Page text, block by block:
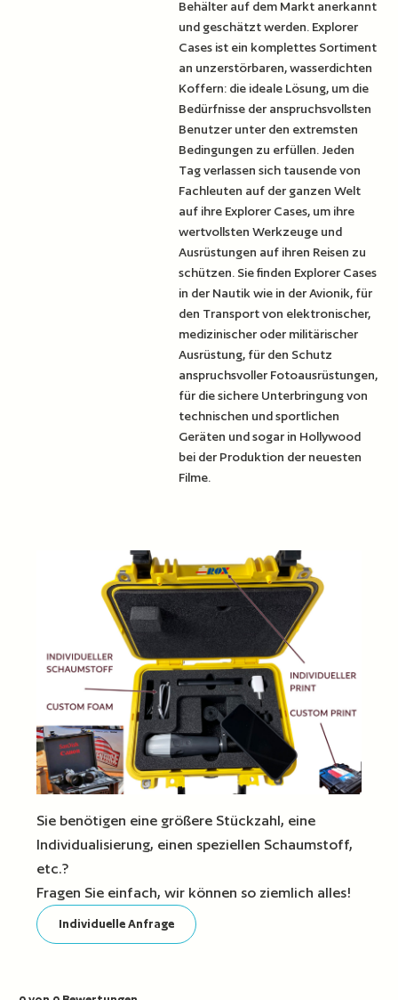
Behälter auf dem Markt anerkannt
und geschätzt werden. Explorer
Cases ist ein komplettes Sortiment
an unzerstörbaren, wasserdichten
Koffern: die ideale Lösung, um die
Bedürfnisse der anspruchsvollsten
Benutzer unter den extremsten
Bedingungen zu erfüllen. Jeden
Tag verlassen sich tausende von
Fachleuten auf der ganzen Welt
auf ihre Explorer Cases, um ihre
wertvollsten Werkzeuge und
Ausrüstungen auf ihren Reisen zu
schützen. Sie finden Explorer Cases
in der Nautik wie in der Avionik, für
den Transport von elektronischer,
medizinischer oder militärischer
Ausrüstung, für den Schutz
anspruchsvoller Fotoausrüstungen,
für die sichere Unterbringung von
technischen und sportlichen
Geräten und sogar in Hollywood
bei der Produktion der neuesten
Filme.
Sie benötigen eine größere Stückzahl, eine
Individualisierung, einen speziellen Schaumstoff,
etc.?
Fragen Sie einfach, wir können so ziemlich alles!
Individuelle Anfrage